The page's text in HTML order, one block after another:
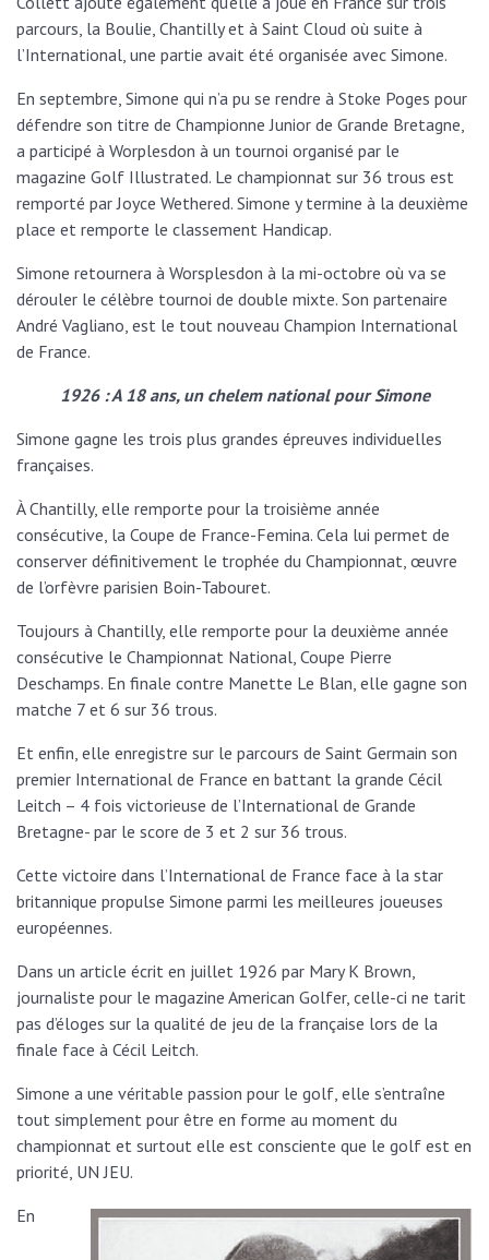
parcours, la Boulie, Chantilly et à Saint Cloud où suite à
l’International, une partie avait été organisée avec Simone.
En septembre, Simone qui n’a pu se rendre à Stoke Poges pour
défendre son titre de Championne Junior de Grande Bretagne,
a participé à Worplesdon à un tournoi organisé par le
magazine Golf Illustrated. Le championnat sur 36 trous est
remporté par Joyce Wethered. Simone y termine à la deuxième
place et remporte le classement Handicap.
Simone retournera à Worsplesdon à la mi-octobre où va se
dérouler le célèbre tournoi de double mixte. Son partenaire
André Vagliano, est le tout nouveau Champion International
de France.
1926 : A 18 ans, un chelem national pour Simone
Simone gagne les trois plus grandes épreuves individuelles
françaises.
À Chantilly, elle remporte pour la troisième année
consécutive, la Coupe de France-Femina. Cela lui permet de
conserver définitivement le trophée du Championnat, œuvre
de l’orfèvre parisien Boin-Tabouret.
Toujours à Chantilly, elle remporte pour la deuxième année
consécutive le Championnat National, Coupe Pierre
Deschamps. En finale contre Manette Le Blan, elle gagne son
matche 7 et 6 sur 36 trous.
Et enfin, elle enregistre sur le parcours de Saint Germain son
premier International de France en battant la grande Cécil
Leitch – 4 fois victorieuse de l’International de Grande
Bretagne- par le score de 3 et 2 sur 36 trous.
Cette victoire dans l’International de France face à la star
britannique propulse Simone parmi les meilleures joueuses
européennes.
Dans un article écrit en juillet 1926 par Mary K Brown,
journaliste pour le magazine American Golfer, celle-ci ne tarit
pas d’éloges sur la qualité de jeu de la française lors de la
finale face à Cécil Leitch.
Simone a une véritable passion pour le golf, elle s’entraîne
tout simplement pour être en forme au moment du
championnat et surtout elle est consciente que le golf est en
priorité, UN JEU.
En